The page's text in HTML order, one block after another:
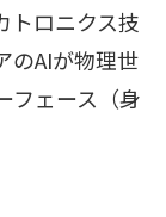
トロニクス技
のAIが物理世
フェース（身